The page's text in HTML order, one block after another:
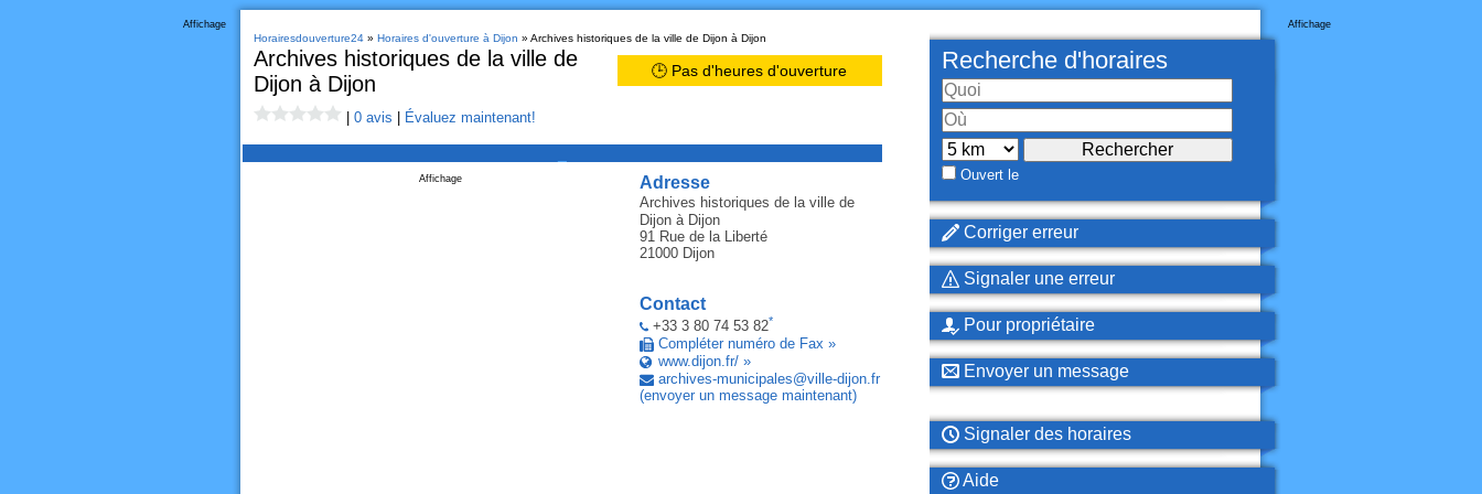
Affichage
Horairesdouverture24» Horaires d'ouverture à Dijon » Archives historiques de la ville de Dijon à Dijon
Archives historiques de la ville de
Dijon à Dijon
🕒 Pas d'heures d'ouverture
0 avis Évaluez maintenant!
Adresse
Archives historiques de la ville de
Dijonà Dijon
91 Rue de la Liberté
21000 Dijon
Contact
+33 3 80 74 53 82*
Compléter numéro de Fax »
www.dijon.fr/ »
archives-municipales@ville-dijon.fr
(envoyer un message maintenant)
Affichage
Affichage
Recherche d'horaires
Ouvert le
Corriger erreur
Signaler une erreur
Pour propriétaire
Envoyer un message
Signaler des horaires
Aide